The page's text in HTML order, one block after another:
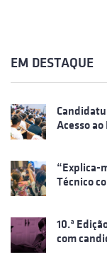
EM DESTAQUE
Acesso
“Explica-
Técnico
10.ª
com